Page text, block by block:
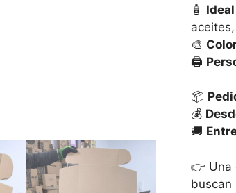
🧴
🎨
🖨️
📦
💰
🚚
👉 Una
buscan